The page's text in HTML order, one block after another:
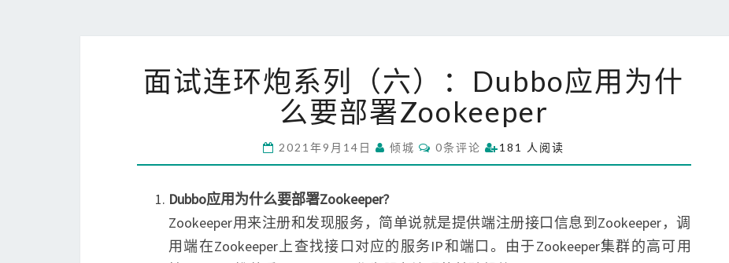
试
连
环
系
六
）
：
面试连环炮系列（六）：Dubbo应用为什
么要部署Zookeeper
2021年9月14日 倾城
C
O
M
T
S
0条评论 181 人阅读
Dubbo应用为什么要部署Zookeeper?
Zookeeper用来注册和发现服务，简单说就是提供端注册接口信息到Zookeeper，调
用端在Zookeeper上查找接口对应的服务IP和端口。由于Zookeeper集群的高可用